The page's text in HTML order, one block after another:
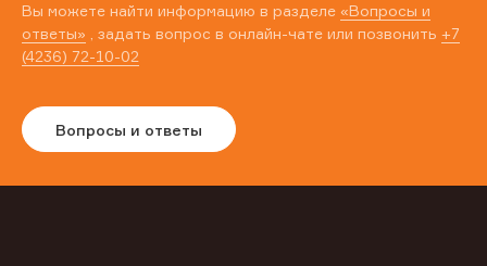
Вы можете найти информацию в разделе «Вопросы и
ответы» , задать вопрос в онлайн-чате или позвонить +7
(4236) 72-10-02
Вопросы и ответы